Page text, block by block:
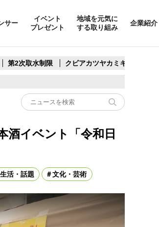
サー
イベント
プレゼント
地域を元気に
する取り組み
企業紹介
第2次取水制限 クビアカツヤカミキリ
イベント「令和日
生活・話題 文化・芸術